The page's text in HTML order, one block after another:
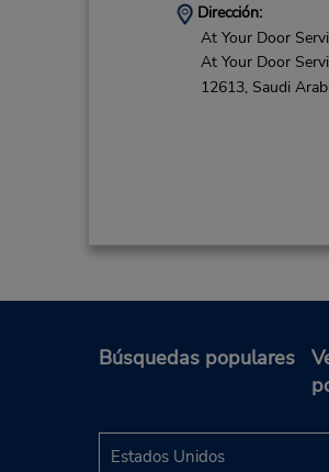
Dirección:
At Your Door
At Your Door
12613, Saudi
Khurais Road ,
Opp Carefoure,
Búsquedas populares